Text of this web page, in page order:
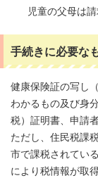
児童の父母は請
手続きに必要な
健康保険証の写し
わかるもの及び身
税）証明書、申請
ただし、住民税課
市で課税されてい
により税情報が取